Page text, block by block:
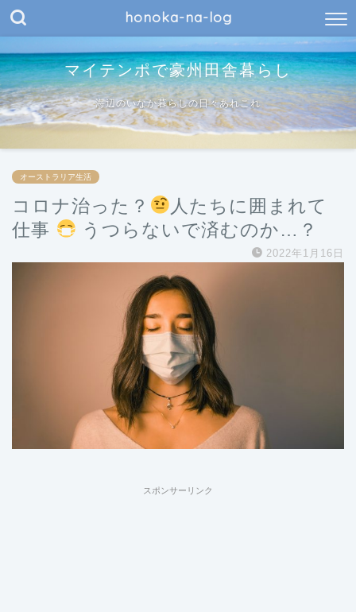
honoka-na-log
マイテンポで豪州田舎暮らし
海辺のいなか暮らしの日々あれこれ
オーストラリア生活
コロナ治った？
人たちに囲まれて
仕事
うつらないで済むのか…？
2022年1月16日
スポンサーリンク